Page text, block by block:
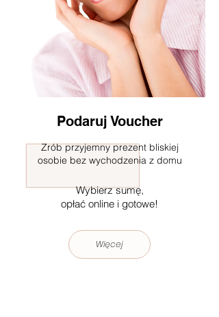
Podaruj Voucher
Zrób przyjemny prezent bliskiej
osobie bez wychodzenia z domu
Wybierz sumę,
opłać online i gotowe!
Więcej